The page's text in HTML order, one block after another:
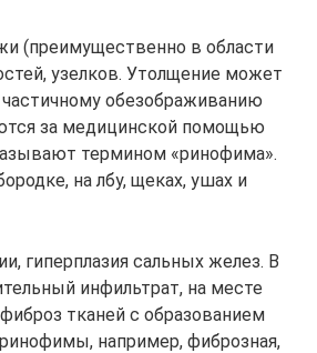
(преимущественно в области
узелков. Утолщение может
обезображиванию
за медицинской помощью
термином «ринофима».
на лбу, щеках, ушах и
гиперплазия сальных желез. В
инфильтрат, на месте
тканей с образованием
например, фиброзная,